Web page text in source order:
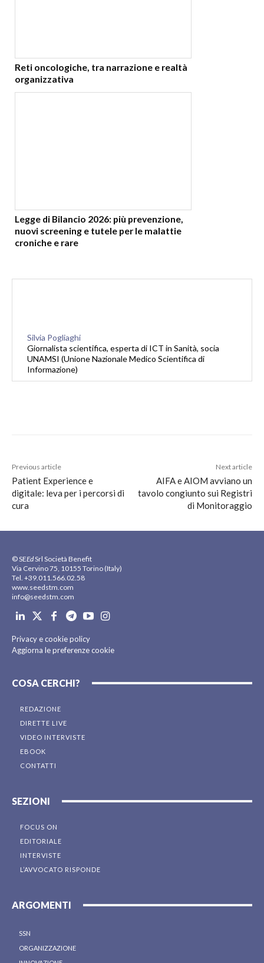
Reti oncologiche, tra narrazione e realtà
organizzativa
Legge di Bilancio 2026: più prevenzione,
nuovi screening e tutele per le malattie
croniche e rare
Silvia Pogliaghi
Giornalista scientifica, esperta di ICT in Sanità, socia
UNAMSI (Unione Nazionale Medico Scientifica di
Informazione)
Previous article
Patient Experience e
digitale: leva per i percorsi di
cura
Next article
AIFA e AIOM avviano un
tavolo congiunto sui Registri
di Monitoraggio
© SEEdSrl Società Benefit
Via Cervino 75, 10155 Torino (Italy)
Tel. +39.011.566.02.58
www.seedstm.com
info@seedstm.com
Privacy e cookie policy
Aggiorna le preferenze cookie
COSA CERCHI?
REDAZIONE
DIRETTE LIVE
VIDEO INTERVISTE
EBOOK
CONTATTI
SEZIONI
FOCUS ON
EDITORIALE
INTERVISTE
L’AVVOCATO RISPONDE
ARGOMENTI
SSN
ORGANIZZAZIONE